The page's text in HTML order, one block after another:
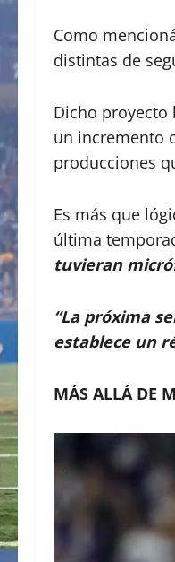
Como
distintas de
Dicho proyecto
un incremento
producciones
Es más que
última
tuvieran
“La próxima
establece un
MÁS ALLÁ DE